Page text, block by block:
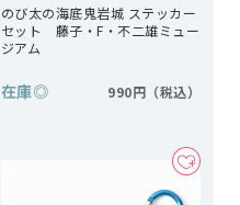
のび太の海底鬼岩城 ステッカー
セット 藤子・F・不二雄ミュー
ジアム
在庫◎ 990円